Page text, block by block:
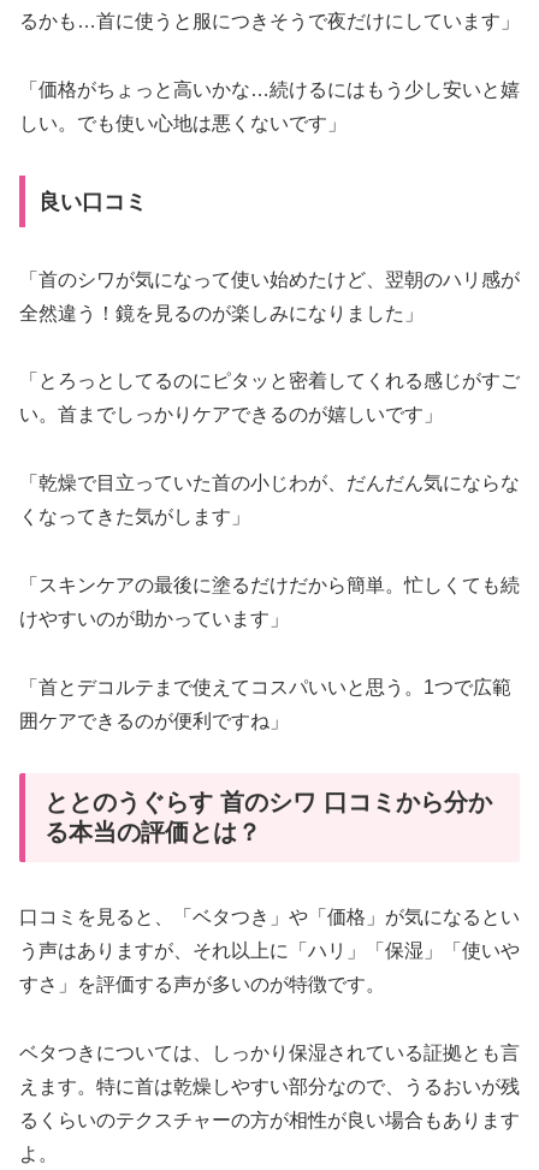
るかも…首に使うと服につきそうで夜だけにしています」
「価格がちょっと高いかな…続けるにはもう少し安いと嬉
しい。でも使い心地は悪くないです」
良い口コミ
「首のシワが気になって使い始めたけど、翌朝のハリ感が
全然違う！鏡を見るのが楽しみになりました」
「とろっとしてるのにピタッと密着してくれる感じがすご
い。首までしっかりケアできるのが嬉しいです」
「乾燥で目立っていた首の小じわが、だんだん気にならな
くなってきた気がします」
「スキンケアの最後に塗るだけだから簡単。忙しくても続
けやすいのが助かっています」
「首とデコルテまで使えてコスパいいと思う。1つで広範
囲ケアできるのが便利ですね」
ととのうぐらす 首のシワ 口コミから分か
る本当の評価とは？
口コミを見ると、「ベタつき」や「価格」が気になるとい
う声はありますが、それ以上に「ハリ」「保湿」「使いや
すさ」を評価する声が多いのが特徴です。
ベタつきについては、しっかり保湿されている証拠とも言
えます。特に首は乾燥しやすい部分なので、うるおいが残
るくらいのテクスチャーの方が相性が良い場合もあります
よ。